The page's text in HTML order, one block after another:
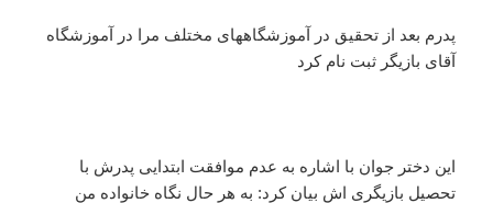
پدرم بعد از تحقیق در آموزشگاههای مختلف مرا در آموزشگاه
آقای بازیگر ثبت نام کرد
این دختر جوان با اشاره به عدم موافقت ابتدایی پدرش با
تحصیل بازیگری اش بیان کرد: به هر حال نگاه خانواده من